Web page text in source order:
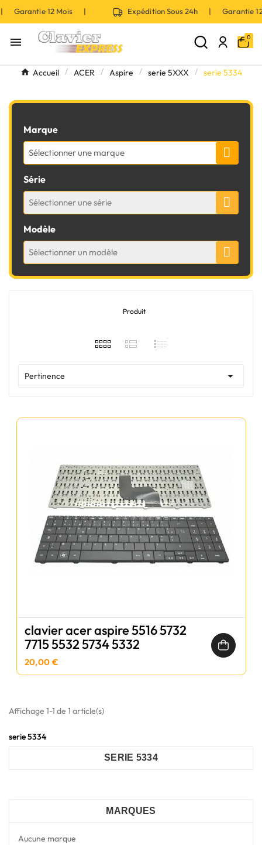
| Garantie 12 Mois | Expédition Sous 24h | Garantie
 0
Accueil ACER Aspire serie 5XXX serie 5334
Marque
Sélectionner une marque
Série
Sélectionner une série
Modèle
Sélectionner un modèle
Produit
Pertinence 
clavier acer aspire 5516 5732
7715 5532 5734 5332
20,00 €
Affichage 1-1 de 1 article(s)
serie 5334
SERIE 5334
MARQUES
Aucune marque